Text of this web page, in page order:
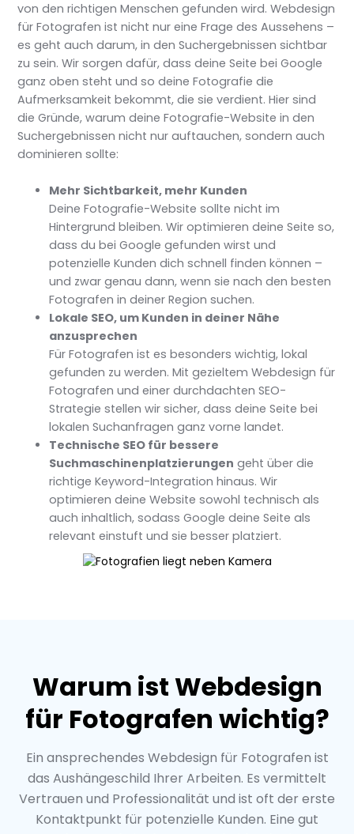
von den richtigen Menschen gefunden wird. Webdesign
für Fotografen ist nicht nur eine Frage des Aussehens –
es geht auch darum, in den Suchergebnissen sichtbar
zu sein. Wir sorgen dafür, dass deine Seite bei Google
ganz oben steht und so deine Fotografie die
Aufmerksamkeit bekommt, die sie verdient. Hier sind
die Gründe, warum deine Fotografie-Website in den
Suchergebnissen nicht nur auftauchen, sondern auch
dominieren sollte:
Mehr Sichtbarkeit, mehr Kunden
Deine Fotografie-Website sollte nicht im
Hintergrund bleiben. Wir optimieren deine Seite so,
dass du bei Google gefunden wirst und
potenzielle Kunden dich schnell finden können –
und zwar genau dann, wenn sie nach den besten
Fotografen in deiner Region suchen.
Lokale SEO, um Kunden in deiner Nähe
anzusprechen
Für Fotografen ist es besonders wichtig, lokal
gefunden zu werden. Mit gezieltem Webdesign für
Fotografen und einer durchdachten SEO-
Strategie stellen wir sicher, dass deine Seite bei
lokalen Suchanfragen ganz vorne landet.
Technische SEO für bessere
Suchmaschinenplatzierungen geht über die
richtige Keyword-Integration hinaus. Wir
optimieren deine Website sowohl technisch als
auch inhaltlich, sodass Google deine Seite als
relevant einstuft und sie besser platziert.
Warum ist Webdesign
für Fotografen wichtig?
Ein ansprechendes Webdesign für Fotografen ist
das Aushängeschild Ihrer Arbeiten. Es vermittelt
Vertrauen und Professionalität und ist oft der erste
Kontaktpunkt für potenzielle Kunden. Eine gut